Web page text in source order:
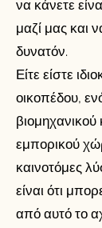
να κάνετε
μαζί μας και
δυνατόν.
Είτε είστε
οικοπέδου,
βιομηχανικού
εμπορικού
καινοτόμες
είναι ότι
από αυτό το